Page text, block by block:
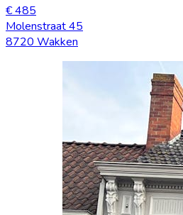
€ 485
Molenstraat 45
8720 Wakken